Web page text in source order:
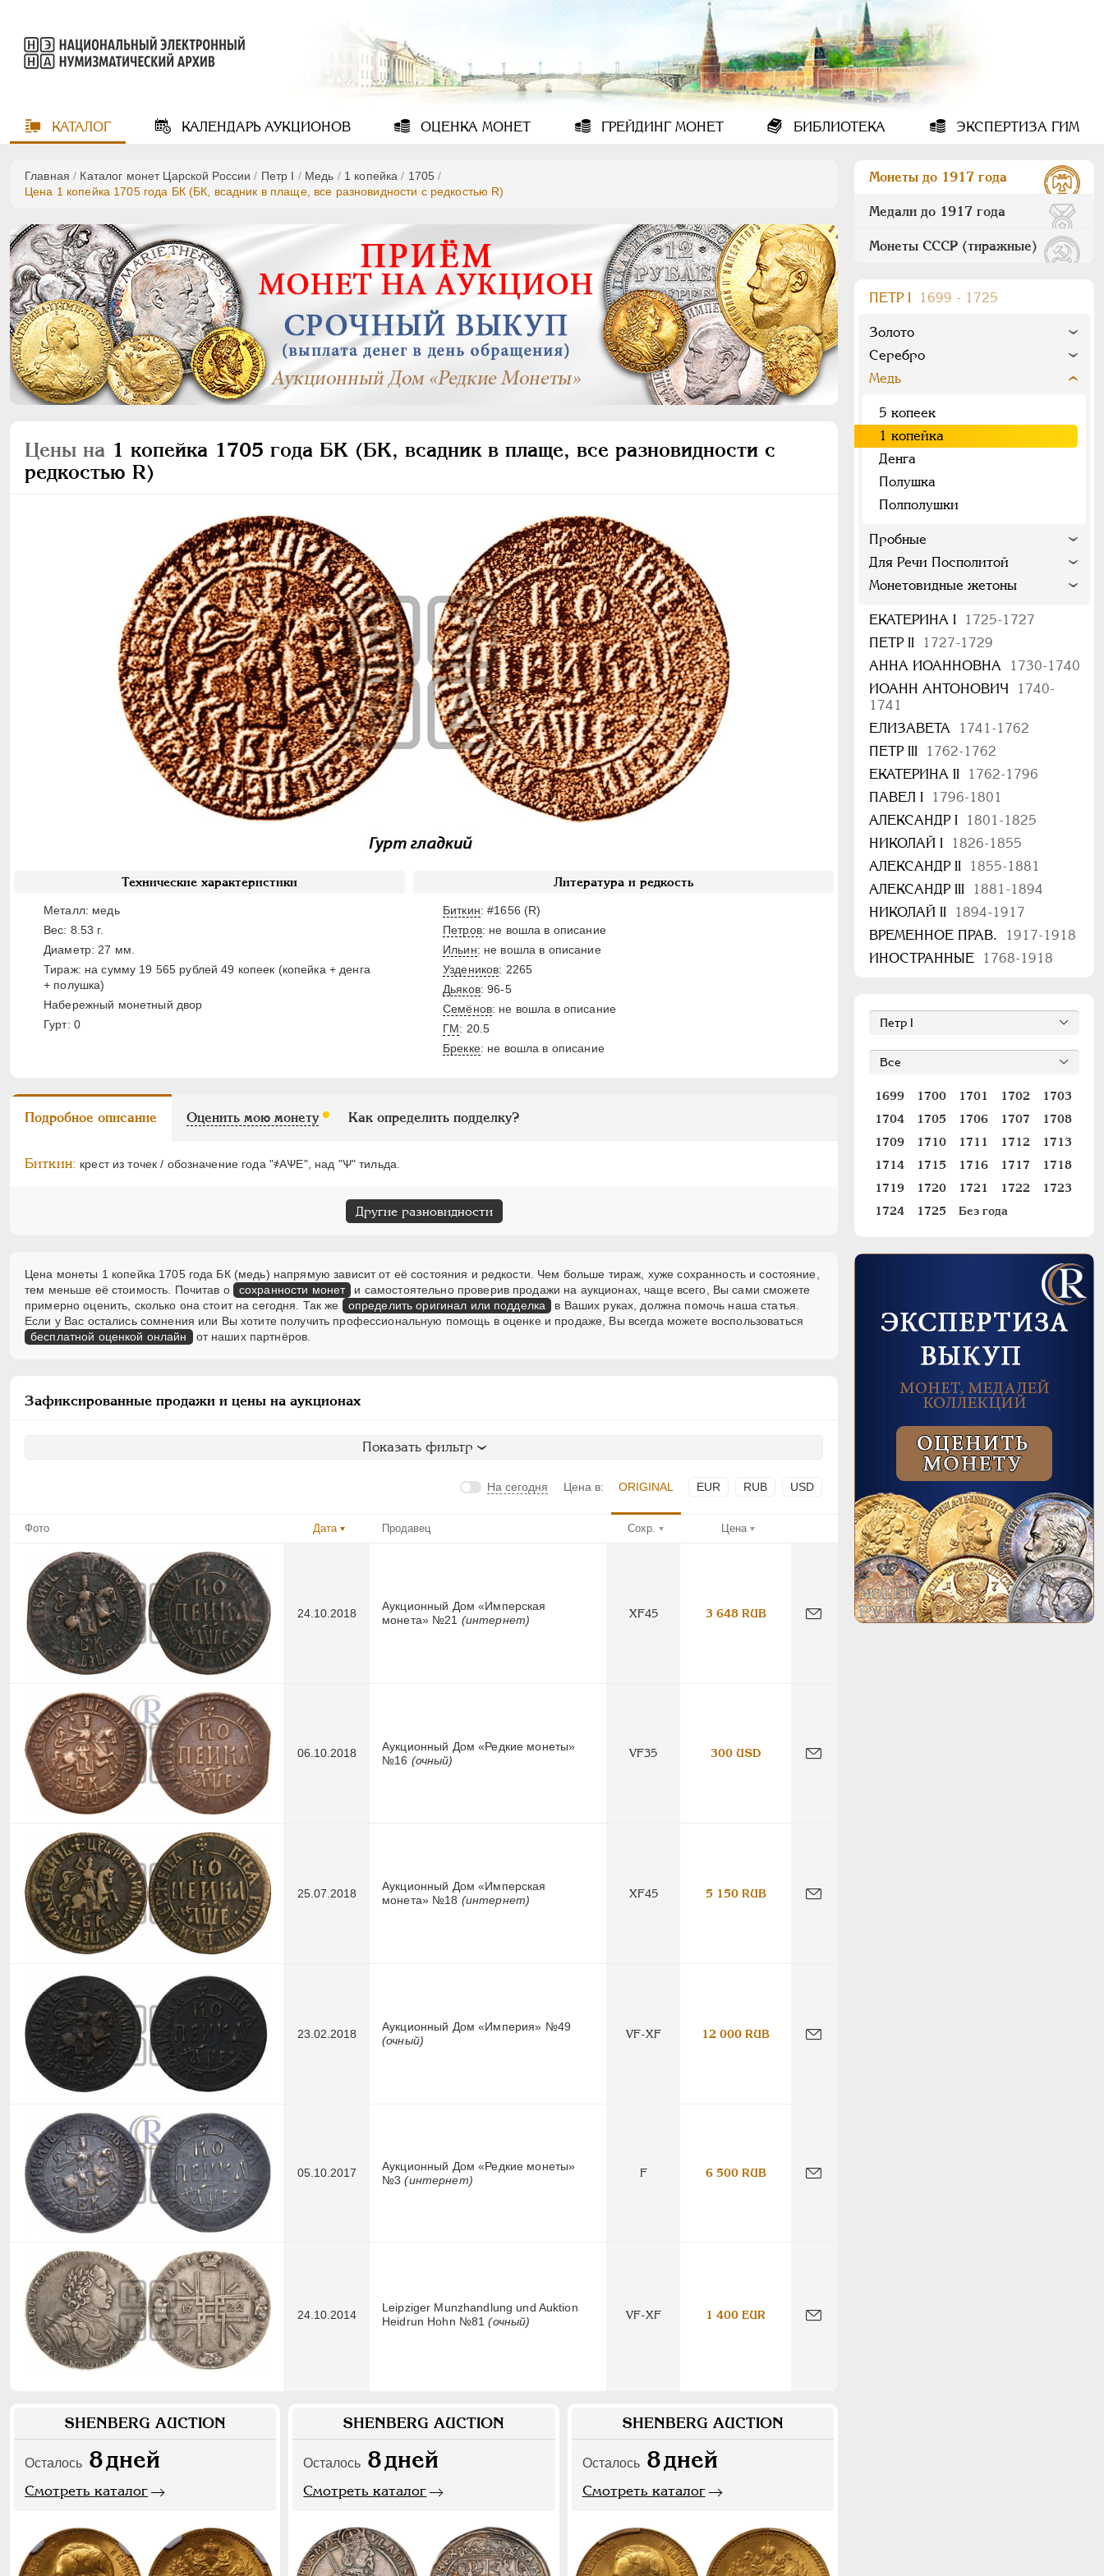
КАТАЛОГ КАЛЕНДАРЬАУКЦИОНОВ ОЦЕНКА МОНЕТ ГРЕЙДИНГМОНЕТ БИБЛИОТЕКА ЭКСПЕРТИЗА ГИМ
Главная / Каталог монет Царской России / Пeтр I / Медь / 1 копейка / 1705 /
Цена 1 копейка 1705 года БК (БК, всадник в плаще, все разновидности с редкостью R)
Цены на 1 копейка 1705 года БК (БК, всадник в плаще, все разновидности с
редкостью R)
Технические характеристики
Металл: медь
Вес: 8.53 г.
Диаметр: 27 мм.
Тираж: на сумму 19 565 рублей 49 копеек (копейка + денга
+ полушка)
Набережный монетный двор
Гурт: 0
Литература и редкость
Биткин: #1656 (R)
Петров: не вошла в описание
Ильин: не вошла в описание
Уздеников: 2265
Дьяков: 96-5
Семёнов: не вошла в описание
ГМ: 20.5
Брекке: не вошла в описание
Подробное описание Оценить мою монету Как определить подделку?
Биткин: крест из точек / обозначение года "҂АѰЕ", над "Ѱ" тильда.
Другие разновидности
Цена монеты 1 копейка 1705 года БК (медь) напрямую зависит от её состояния и редкости. Чем больше тираж, хуже сохранность и состояние,
тем меньше её стоимость. Почитав о
сохранности монет
и самостоятельно проверив продажи на аукционах, чаще всего, Вы сами сможете
примерно оценить, сколько она стоит на сегодня. Так же
определить оригинал или подделка
в Ваших руках, должна помочь наша статья.
Если у Вас остались сомнения или Вы хотите получить профессиональную помощь в оценке и продаже, Вы всегда можете воспользоваться
бесплатной оценкой онлайн от наших партнёров.
Зафиксированные продажи и цены на аукционах
Показать фильтр
На сегодня Цена в: ORIGINAL EUR RUB USD
Фото Дата Продавец Сохр. Цена
24.10.2018
Аукционный Дом «Имперская
монета» №21 (интернет)
XF45 3 648 RUB
06.10.2018
Аукционный Дом «Редкие монеты»
№16 (очный)
VF35 300 USD
25.07.2018
Аукционный Дом «Имперская
монета» №18 (интернет)
XF45 5 150 RUB
23.02.2018
Аукционный Дом «Империя» №49
(очный)
VF-XF 12 000 RUB
05.10.2017
Аукционный Дом «Редкие монеты»
№3(интернет)
F 6 500 RUB
24.10.2014
Leipziger Munzhandlung und Auktion
Heidrun Hohn №81(очный)
VF-XF 1 400 EUR
SHENBERG AUCTION
Осталось 8дней
Смотреть каталог
SHENBERG AUCTION
Осталось 8дней
Смотреть каталог
SHENBERG AUCTION
Осталось 8дней
Смотреть каталог
Монеты до 1917 года
Медали до 1917 года
Монеты СССР (тиражные)
ПEТР I 1699 - 1725
Золото
Серебро
Медь
5 копеек
1 копейка
Денга
Полушка
Полполушки
Пробные
Для Речи Посполитой
Монетовидные жетоны
ЕКАТЕРИНА I
1725-1727
ПЕТР II
1727-1729
АННА ИОАННОВНА
1730-1740
ИОАНН АНТОНОВИЧ
1740-
1741
ЕЛИЗАВЕТА
1741-1762
ПЕТР III
1762-1762
ЕКАТЕРИНА II
1762-1796
ПАВЕЛ I
1796-1801
АЛЕКСАНДР I
1801-1825
НИКОЛАЙ I
1826-1855
АЛЕКСАНДР II
1855-1881
АЛЕКСАНДР III
1881-1894
НИКОЛАЙ II
1894-1917
ВРЕМЕННОЕ ПРАВ.
1917-1918
ИНОСТРАННЫЕ
1768-1918
1699 1700 1701 1702
1703
1704
1705 1706 1707
1708
1709
1710 1711 1712
1713
1714
1715 1716 1717
1718
1719
1720 1721 1722
1723
1724
1725 Без года